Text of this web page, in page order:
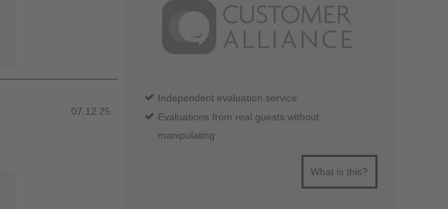
07.12.25
Independent evaluation service
Evaluations from real guests without
manipulating
What is this?